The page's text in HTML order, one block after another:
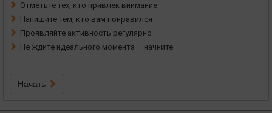
Отметьте тех, кто привлек внимание
Напишите тем, кто вам понравился
Проявляйте активность регулярно
Не ждите идеального момента – начните
Начать